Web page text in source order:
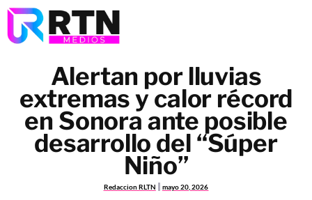
Alertan por lluvias
extremas y calor récord
en Sonora ante posible
desarrollo del “Súper
Niño”
Redaccion RLTN mayo 20, 2026